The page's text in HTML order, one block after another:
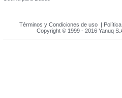
Términos y Condiciones de uso |
Copyright © 1999 - 2016 Yanuq